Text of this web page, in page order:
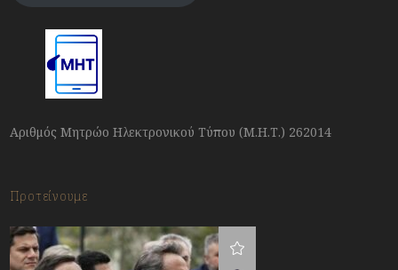
Αριθμός Μητρώο Ηλεκτρονικού Τύπου (Μ.Η.Τ.) 262014
Προτείνουμε